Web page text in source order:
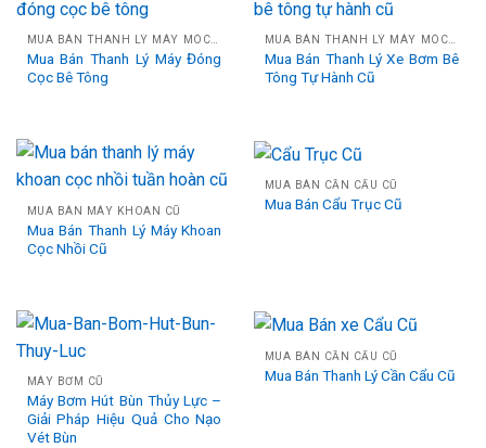
MUA BÁN THANH LÝ MÁY MÓC CÔNG TRÌNH CŨ
Mua Bán Thanh Lý Máy Đóng
Cọc Bê Tông
MUA BÁN THANH LÝ MÁY MÓC CÔNG TRÌNH CŨ
Mua Bán Thanh Lý Xe Bơm Bê
Tông Tự Hành Cũ
MUA BÁN MÁY KHOAN CŨ
Mua Bán Thanh Lý Máy Khoan
Cọc Nhồi Cũ
MUA BÁN CẦN CẨU CŨ
Mua Bán Cẩu Trục Cũ
MÁY BƠM CŨ
Máy Bơm Hút Bùn Thủy Lực –
Giải Pháp Hiệu Quả Cho Nạo
Vét Bùn
MUA BÁN CẦN CẨU CŨ
Mua Bán Thanh Lý Cần Cẩu Cũ